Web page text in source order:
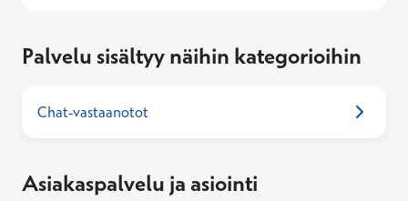
Palvelu sisältyy näihin kategorioihin
Chat-vastaanotot
Asiakaspalvelu ja asiointi